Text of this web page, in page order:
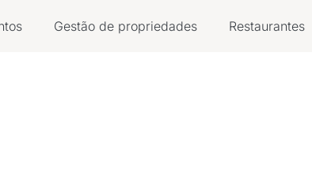
Gestão de propriedades Restaurantes